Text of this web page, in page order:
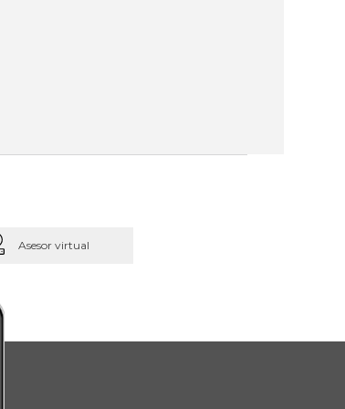
Asesor virtual